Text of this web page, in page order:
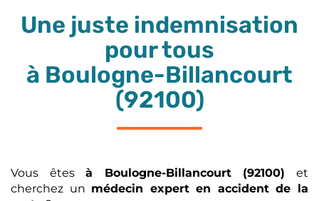
Une juste indemnisation
pour tous
à Boulogne-Billancourt
(92100)
Vous êtesà Boulogne-Billancourt (92100) et
cherchez un médecin expert en accident de la